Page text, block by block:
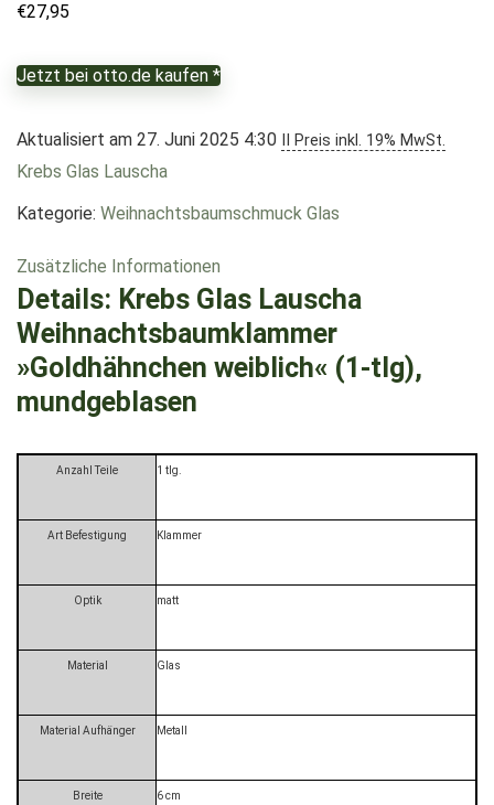
€27,95
Jetzt bei otto.de kaufen *
Aktualisiert am 27. Juni 2025 4:30 II Preis inkl. 19% MwSt.
Krebs Glas Lauscha
Kategorie: Weihnachtsbaumschmuck Glas
Zusätzliche Informationen
Details: Krebs Glas Lauscha
Weihnachtsbaumklammer
»Goldhähnchen weiblich« (1-tlg),
mundgeblasen
Anzahl Teile 1 tlg.
Art Befestigung Klammer
Optik matt
Material Glas
Material Aufhänger Metall
Breite 6 cm